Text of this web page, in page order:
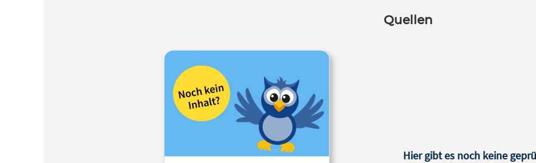
Quellen
Hier gibt es noch keine